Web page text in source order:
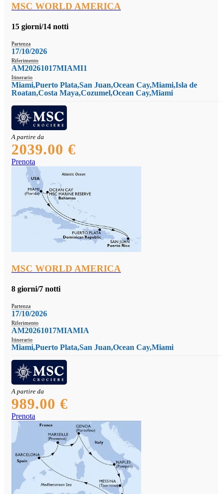
MSC WORLD AMERICA
15 giorni/14 notti
Partenza
17/10/2026
Riferimento
AM20261017MIAMI1
Itinerario
Miami,Puerto Plata,San Juan,Ocean Cay,Miami,Isla de
Roatan,Costa Maya,Cozumel,Ocean Cay,Miami
A partire da
2039.00 €
Prenota
MSC WORLD AMERICA
8 giorni/7 notti
Partenza
17/10/2026
Riferimento
AM20261017MIAMIA
Itinerario
Miami,Puerto Plata,San Juan,Ocean Cay,Miami
A partire da
989.00 €
Prenota